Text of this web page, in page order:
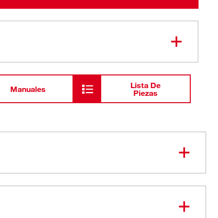
Manuales
Lista De
Piezas